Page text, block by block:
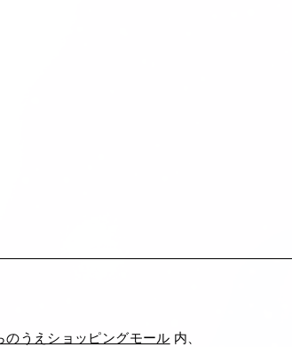
のうえショッピングモール 内、